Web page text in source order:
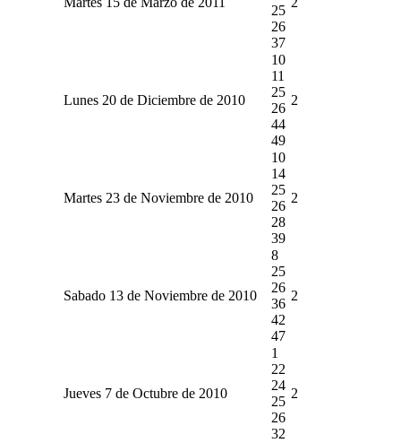
25
26
37
Lunes 20 de Diciembre de 2010
10
11
25
26
44
49
2
Martes 23 de Noviembre de 2010
10
14
25
26
28
39
2
Sabado 13 de Noviembre de 2010
8
25
26
36
42
47
2
Jueves 7 de Octubre de 2010
1
22
24
25
26
32
2